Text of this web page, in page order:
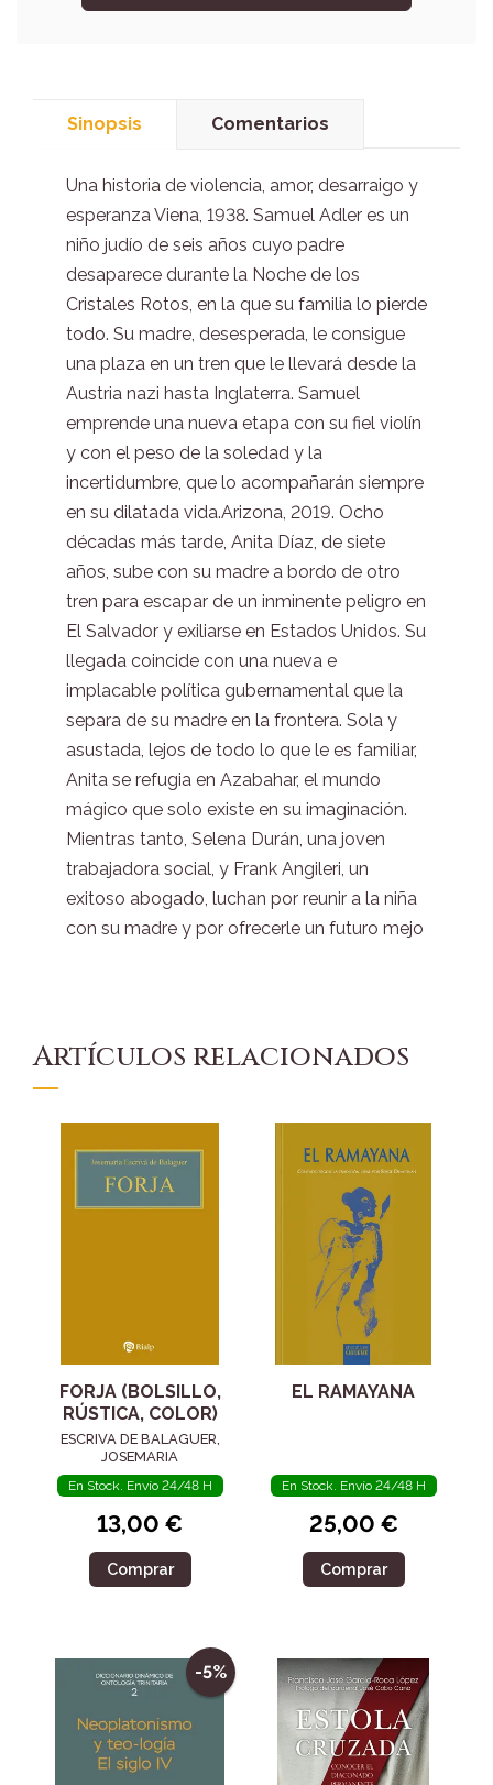
Sinopsis Comentarios
Una historia de violencia, amor, desarraigo y
esperanza Viena, 1938. Samuel Adler es un
niño judío de seis años cuyo padre
desaparece durante la Noche de los
Cristales Rotos, en la que su familia lo pierde
todo. Su madre, desesperada, le consigue
una plaza en un tren que le llevará desde la
Austria nazi hasta Inglaterra. Samuel
emprende una nueva etapa con su fiel violín
y con el peso de la soledad y la
incertidumbre, que lo acompañarán siempre
en su dilatada vida.Arizona, 2019. Ocho
décadas más tarde, Anita Díaz, de siete
años, sube con su madre a bordo de otro
tren para escapar de un inminente peligro en
El Salvador y exiliarse en Estados Unidos. Su
llegada coincide con una nueva e
implacable política gubernamental que la
separa de su madre en la frontera. Sola y
asustada, lejos de todo lo que le es familiar,
Anita se refugia en Azabahar, el mundo
mágico que solo existe en su imaginación.
Mientras tanto, Selena Durán, una joven
trabajadora social, y Frank Angileri, un
exitoso abogado, luchan por reunir a la niña
con su madre y por ofrecerle un futuro mejo
Artículos relacionados
FORJA (BOLSILLO,
RÚSTICA, COLOR)
ESCRIVA DE BALAGUER,
JOSEMARIA
En Stock. Envío 24/48 H
13,00 €
Comprar
EL RAMAYANA
En Stock. Envío 24/48 H
25,00 €
Comprar
-5%